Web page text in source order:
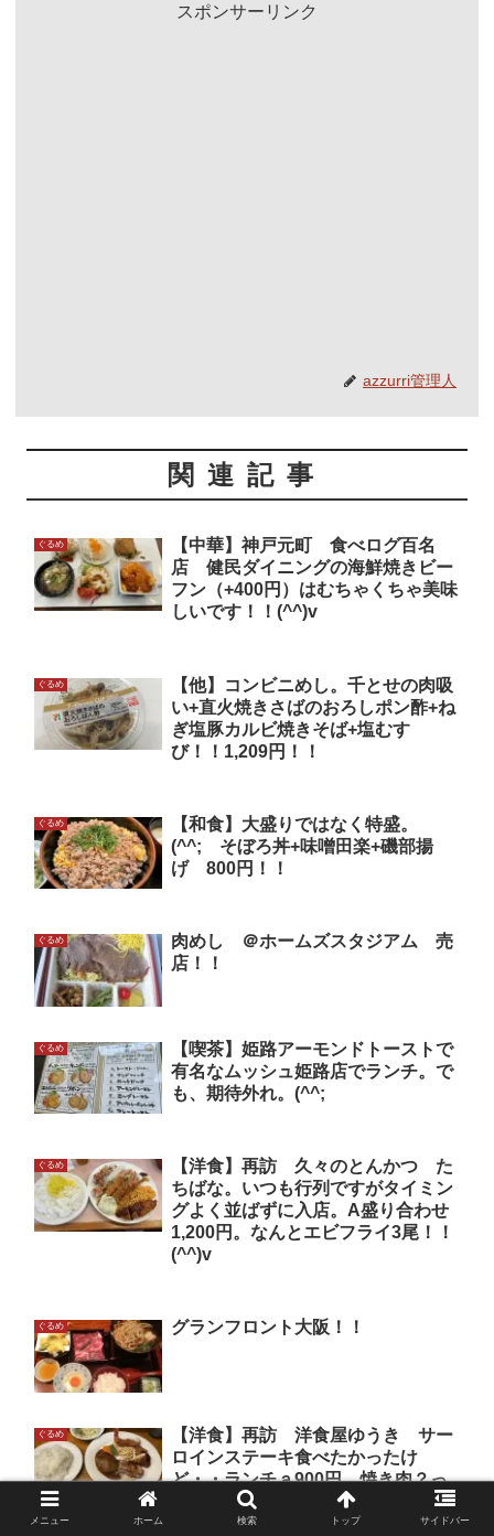
スポンサーリンク
azzurri管理人
関連記事
ぐるめ
【中華】神戸元町 食べログ百名
店 健民ダイニングの海鮮焼きビー
フン（+400円）はむちゃくちゃ美味
しいです！！(^^)v
ぐるめ
【他】コンビニめし。千とせの肉吸
い+直火焼きさばのおろしポン酢+ね
ぎ塩豚カルビ焼きそば+塩むす
び！！1,209円！！
ぐるめ
【和食】大盛りではなく特盛。
(^^; そぼろ丼+味噌田楽+磯部揚
げ 800円！！
ぐるめ
肉めし ＠ホームズスタジアム 売
店！！
ぐるめ
【喫茶】姫路アーモンドトーストで
有名なムッシュ姫路店でランチ。で
も、期待外れ。(^^;
ぐるめ
【洋食】再訪 久々のとんかつ た
ちばな。いつも行列ですがタイミン
グよく並ばずに入店。A盛り合わせ
1,200円。なんとエビフライ3尾！！
(^^)v
ぐるめ グランフロント大阪！！
ぐるめ
【洋食】再訪 洋食屋ゆうき サー
ロインステーキ食べたかったけ
ど・・ランチａ900円。焼き肉？っ
て、ミニステーキやん。(^^)v
メニュー ホーム 検索 トップ サイドバー